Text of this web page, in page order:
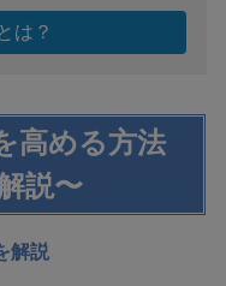
は？
高める方法
説〜
解説